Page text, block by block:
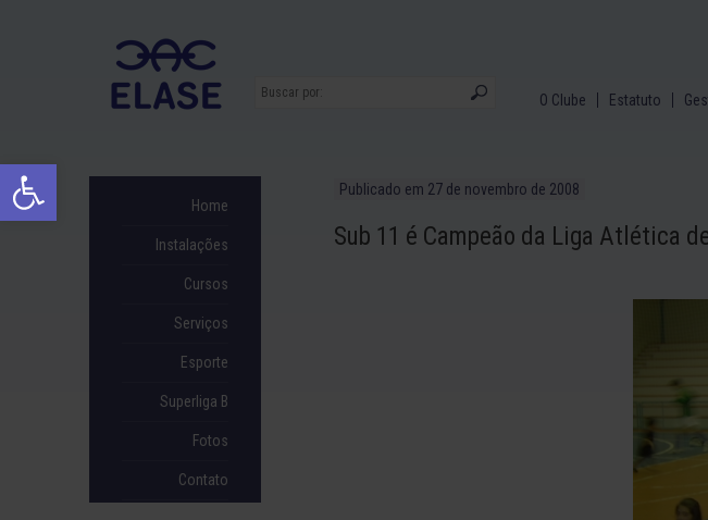
Abrir a barra de ferramentas
conteúdo
O Clube Estatuto
Publicado em 27 de novembro de 2008
Sub 11 é Campeão da Liga Atlética
Home
Instalações
Cursos
Serviços
Esporte
Superliga B
Fotos
Contato